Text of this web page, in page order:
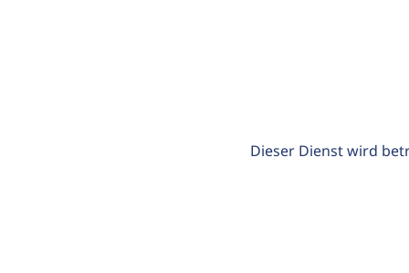
Dieser Dienst wird